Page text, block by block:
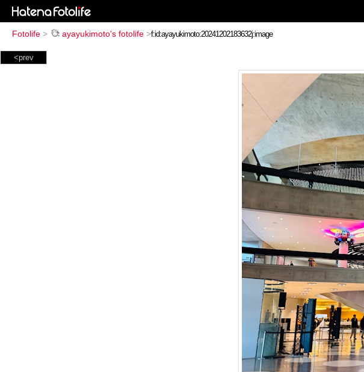
Fotolife > ayayukimoto's fotolife >
<prev